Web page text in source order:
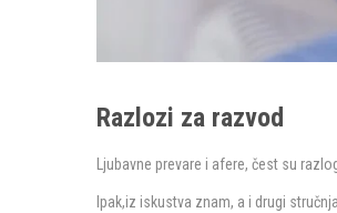
Razlozi za razvod
Ljubavne prevare i afere, čest su
Ipak,iz iskustva znam, a i drugi